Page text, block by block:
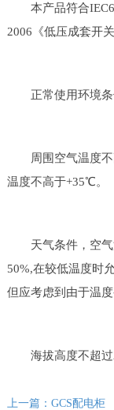
本产品符合
2006《低压成套开
正常使用环境条
周围空气温度不
温度不高于+35℃。
天气条件，空气
50%,在较低温度时
但应考虑到由于温
海拔高度不超过
上一篇：GCS配电柜